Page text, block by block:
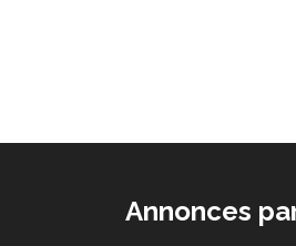
Annonces